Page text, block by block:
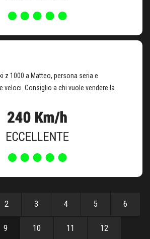
z 1000 a Matteo, persona seria e
veloci. Consiglio a chi vuole vendere la
2 3 4 5 6
9 10 11 12